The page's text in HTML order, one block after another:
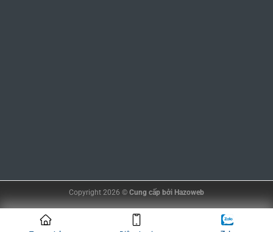
Copyright 2026 © Cung cấp bởi Hazoweb